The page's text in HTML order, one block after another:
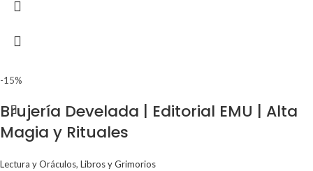
-15%
Brujería Develada | Editorial EMU | Alta
Magia y Rituales
Lectura y Oráculos, Libros y Grimorios